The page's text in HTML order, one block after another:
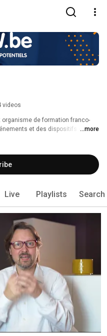
videos
de formation franco-
et des dispositifs de
multimodales.
...more
Live Playlists Search